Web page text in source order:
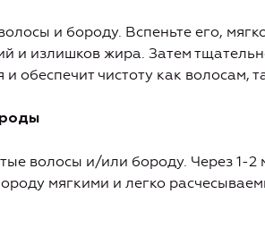
и бороду. Вспеньте его,
и излишков жира. Затем
обеспечит чистоту как волосам,
волосы и/или бороду. Через 1-2
мягкими и легко